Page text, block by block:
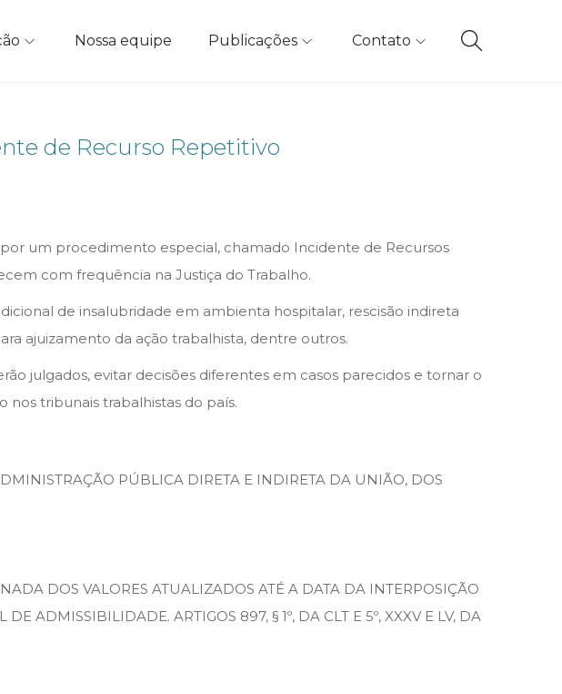
Nossa equipe Publicações Contato
de Recurso Repetitivo
um procedimento especial, chamado Incidente de Recursos
com frequência na Justiça do Trabalho.
de insalubridade em ambienta hospitalar, rescisão indireta
ajuizamento da ação trabalhista, dentre outros.
julgados, evitar decisões diferentes em casos parecidos e tornar o
nos tribunais trabalhistas do país.
PÚBLICA DIRETA E INDIRETA DA UNIÃO, DOS
DOS VALORES ATUALIZADOS ATÉ A DATA DA INTERPOSIÇÃO
ADMISSIBILIDADE. ARTIGOS 897, § 1º, DA CLT E 5º, XXXV E LV, DA